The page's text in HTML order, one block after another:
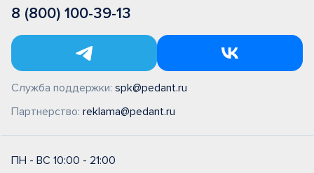
8 (800) 100-39-13
Служба поддержки: spk@pedant.ru
Партнерство: reklama@pedant.ru
ПН - ВС 10:00 - 21:00